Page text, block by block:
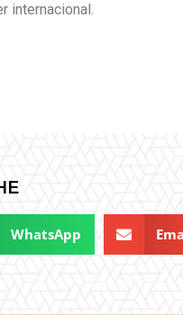
internacional.
WhatsApp